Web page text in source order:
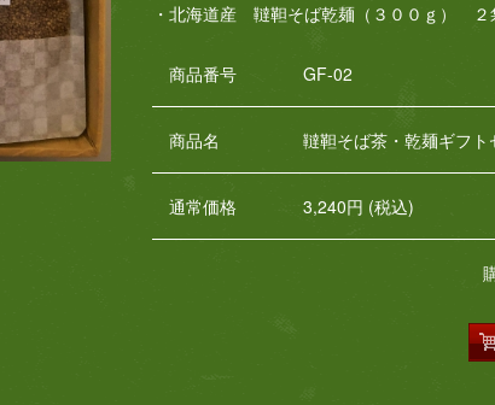
・北海道産 韃靼そば乾麺（３００ｇ） ２
商品番号 GF-02
商品名 韃靼そば茶・乾麺ギフト
通常価格 3,240円 (税込)